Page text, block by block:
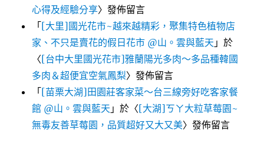
心得及經驗分享〉發佈留言
「[大里]國光花市~越來越精彩，聚集特色植物店
家、不只是賣花的假日花市 @山。雲與藍天 」於
〈[台中大里國光花市]雅蘭陽光多肉～多品種韓國
多肉＆超便宜空氣鳳梨〉發佈留言
「[苗栗大湖]田園莊客家菜～台三線旁好吃客家餐
館 @山。雲與藍天 」於〈[大湖]ㄎㄚ大粒草莓園~
無毒友善草莓園，品質超好又大又美〉發佈留言